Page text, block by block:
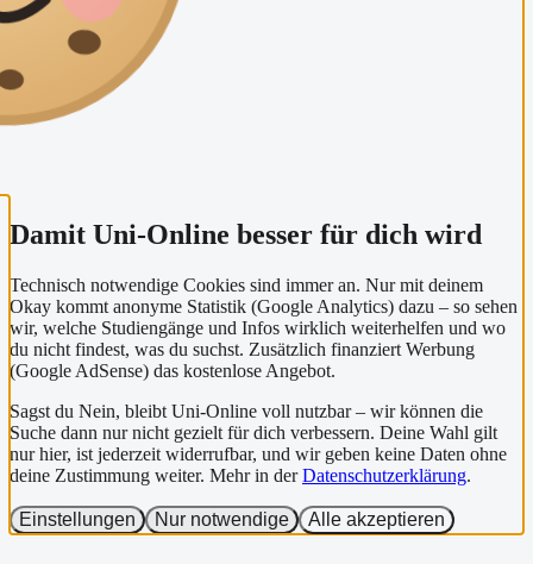
Damit Uni-Online besser für dich wird
Technisch notwendige Cookies sind immer an. Nur mit deinem
Okay kommt anonyme Statistik (Google Analytics) dazu – so sehen
wir, welche Studiengänge und Infos wirklich weiterhelfen und wo
du nicht findest, was du suchst. Zusätzlich finanziert Werbung
(Google AdSense) das kostenlose Angebot.
Sagst du Nein, bleibt Uni-Online voll nutzbar – wir können die
Suche dann nur nicht gezielt für dich verbessern. Deine Wahl gilt
nur hier, ist jederzeit widerrufbar, und wir geben keine Daten ohne
deine Zustimmung weiter. Mehr in der Datenschutzerklärung.
Einstellungen Nur notwendige Alle akzeptieren